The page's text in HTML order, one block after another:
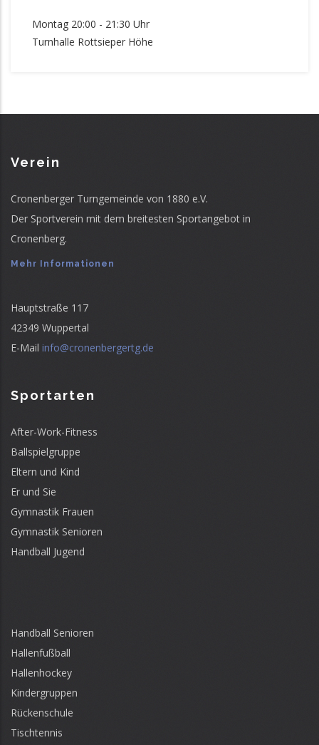
Montag 20:00 - 21:30 Uhr
Turnhalle Rottsieper Höhe
Verein
Cronenberger Turngemeinde von 1880 e.V.
Der Sportverein mit dem breitesten Sportangebot in
Cronenberg.
Mehr Informationen
Hauptstraße 117
42349 Wuppertal
E-Mail info@cronenbergertg.de
Sportarten
After-Work-Fitness
Ballspielgruppe
Eltern und Kind
Er und Sie
Gymnastik Frauen
Gymnastik Senioren
Handball Jugend
Handball Senioren
Hallenfußball
Hallenhockey
Kindergruppen
Rückenschule
Tischtennis